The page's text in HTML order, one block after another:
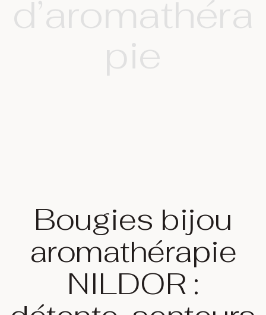
d’aromathéra
pie
Bougies bijou
aromathérapie
NILDOR :